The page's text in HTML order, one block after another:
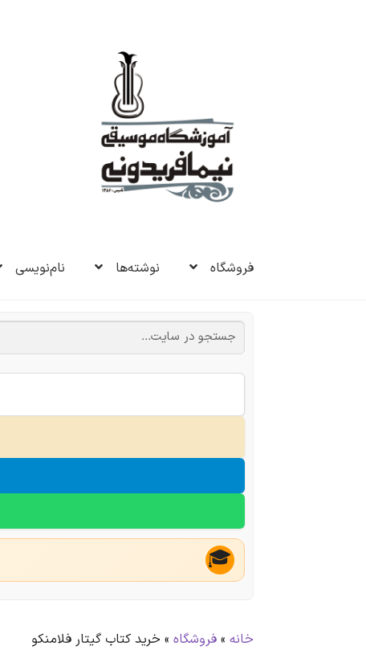
فروشگاه نوشته‌ها نام‌نویسی
🎓
خانه »فروشگاه » خرید کتاب گیتار فلامنکو